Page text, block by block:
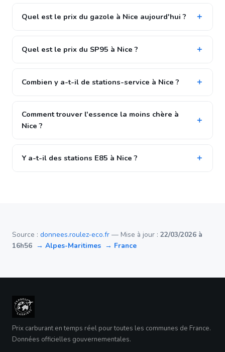
Quel est le prix du gazole à Nice aujourd'hui ?
Quel est le prix du SP95 à Nice ?
Combien y a-t-il de stations-service à Nice ?
Comment trouver l'essence la moins chère à
Nice ?
Y a-t-il des stations E85 à Nice ?
Source : donnees.roulez-eco.fr — Mise à jour : 22/03/2026 à
16h56 → Alpes-Maritimes → France
Prix carburant en temps réel pour toutes les communes de France.
Données officielles gouvernementales.